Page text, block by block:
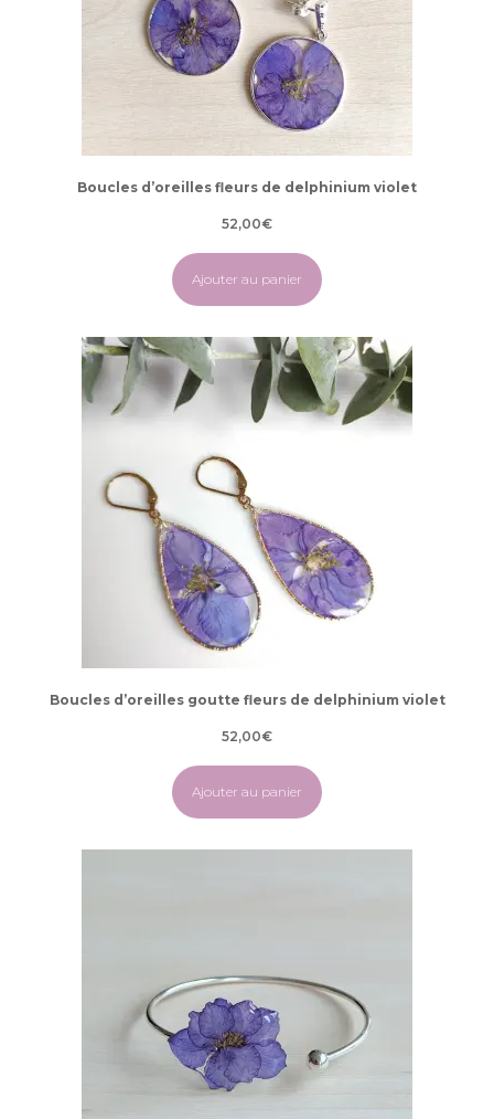
Boucles d’oreilles fleurs de delphinium violet
52,00€
Ajouter au panier
Boucles d’oreilles goutte fleurs de delphinium violet
52,00€
Ajouter au panier